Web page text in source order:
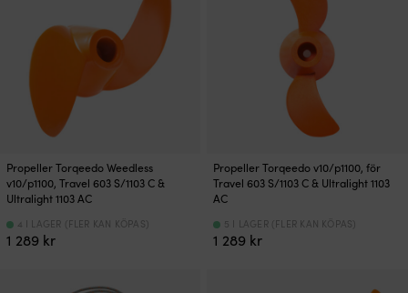
Propeller Torqeedo Weedless
v10/p1100, Travel 603 S/1103 C &
Ultralight 1103 AC
1 289 kr
4 I LAGER (FLER KAN KÖPAS)
Propeller Torqeedo v10/p1100, för
Travel 603 S/1103 C & Ultralight 1103
AC
1 289 kr
5 I LAGER (FLER KAN KÖPAS)